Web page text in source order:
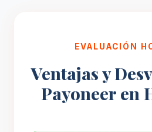
EVALUACIÓN
Ventajas y
Payoneer en